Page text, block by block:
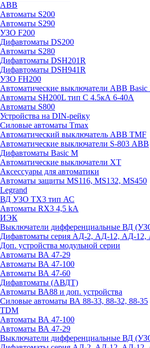
ABB
Автоматы S200
Автоматы S290
УЗО F200
Дифавтоматы DS200
Автоматы S280
Дифавтоматы DSH201R
Дифавтоматы DSH941R
УЗО FH200
Автоматические выключатели ABB Basic
Автоматы SH200L тип С 4.5кА 6-40А
Автоматы S800
Устройства на DIN-рейку
Силовые автоматы Tmax
Автоматический выключатель ABB TMF
Автоматические выключатели S-803 АВВ
Дифавтоматы Basic M
Автоматические выключатели XT
Аксессуары для автоматики
Автоматы защиты MS116, MS132, MS450
Legrand
ВД УЗО TX3 тип АС
Автоматы RX3 4,5 kA
ИЭК
Выключатели дифференциальные ВД
Дифавтоматы серия АД-2, АД-12, АД-12,
Доп. устройства модульной серии
Автоматы ВА 47-29
Автоматы ВА 47-100
Автоматы ВА 47-60
Дифавтоматы (АВДТ)
Автоматы ВА88 и доп. устройства
Силовые автоматы ВА 88-33, 88-32, 88-35
TDM
Автоматы ВА 47-100
Автоматы ВА 47-29
Выключатели дифференциальные ВД